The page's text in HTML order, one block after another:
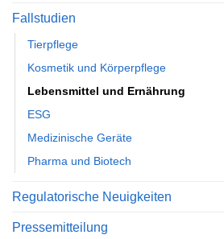
Fallstudien
Tierpflege
Kosmetik und Körperpflege
Lebensmittel und Ernährung
ESG
Medizinische Geräte
Pharma und Biotech
Regulatorische Neuigkeiten
Pressemitteilung